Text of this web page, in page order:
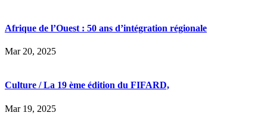
Afrique de l’Ouest : 50 ans d’intégration régionale
Mar 20, 2025
Culture / La 19 ème édition du FIFARD,
Mar 19, 2025